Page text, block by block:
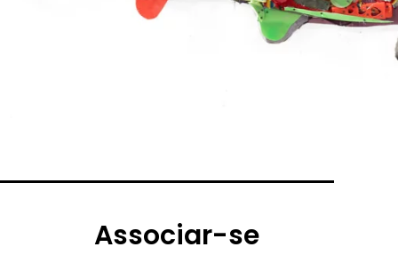
Associar-se